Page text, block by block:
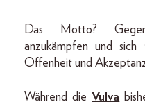
Das Motto?
anzukämpfen und sich
Offenheit und
Während dieVulva